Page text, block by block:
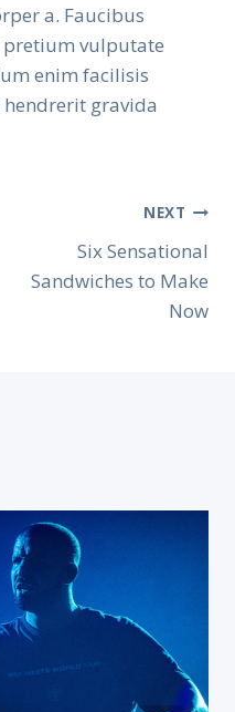
a. Faucibus
pretium vulputate
enim facilisis
gravida
NEXT
Six Sensational
Sandwiches to Make
Now